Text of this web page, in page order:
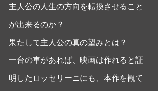
主人公の人生の方向を転換させること
が出来るのか？
果たして主人公の真の望みとは？
一台の車があれば、映画は作れると証
明したロッセリーニにも、本作を観て